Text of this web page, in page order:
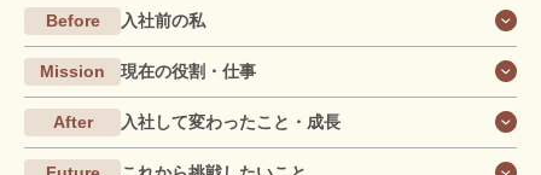
Before 入社前の私
Mission 現在の役割・仕事
After 入社して変わったこと・成長